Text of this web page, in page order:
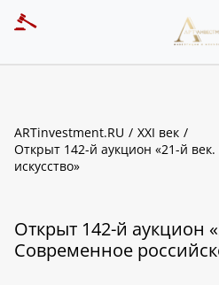
ARTinvestment.RU
XXI век
Открыт 142-й аукцион «21-й
искусство»
Открыт 142-й аукцион
Современное